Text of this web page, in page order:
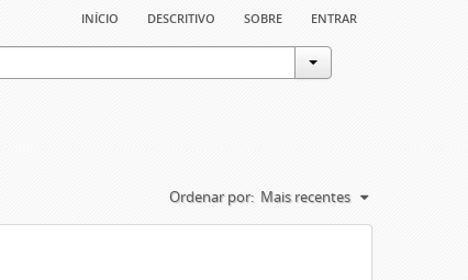
início descritivo sobre entrar
Ordenar por: Mais recentes